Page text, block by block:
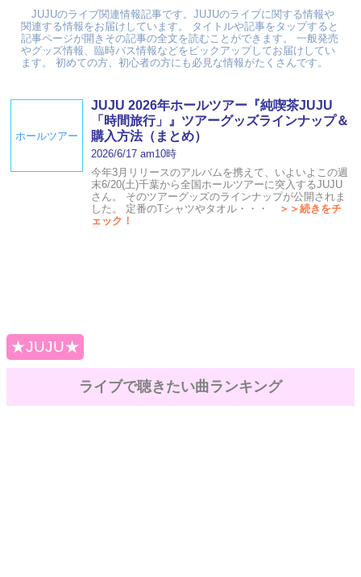
JUJUのライブ関連情報記事です。JUJUのライブに関する情報や
関連する情報をお届けしています。 タイトルや記事をタップすると
記事ページが開きその記事の全文を読むことができます。 一般発売
やグッズ情報、臨時バス情報などをピックアップしてお届けしてい
ます。 初めての方、初心者の方にも必見な情報がたくさんです。
ホールツアー
JUJU 2026年ホールツアー『純喫茶JUJU
「時間旅行」』ツアーグッズラインナップ＆
購入方法（まとめ）
2026/6/17 am10時
今年3月リリースのアルバムを携えて、いよいよこの週
末6/20(土)千葉から全国ホールツアーに突入するJUJU
さん。 そのツアーグッズのラインナップが公開されま
した。 定番のTシャツやタオル・・・
＞＞続きをチ
ェック！
★JUJU★
ライブで聴きたい曲ランキング